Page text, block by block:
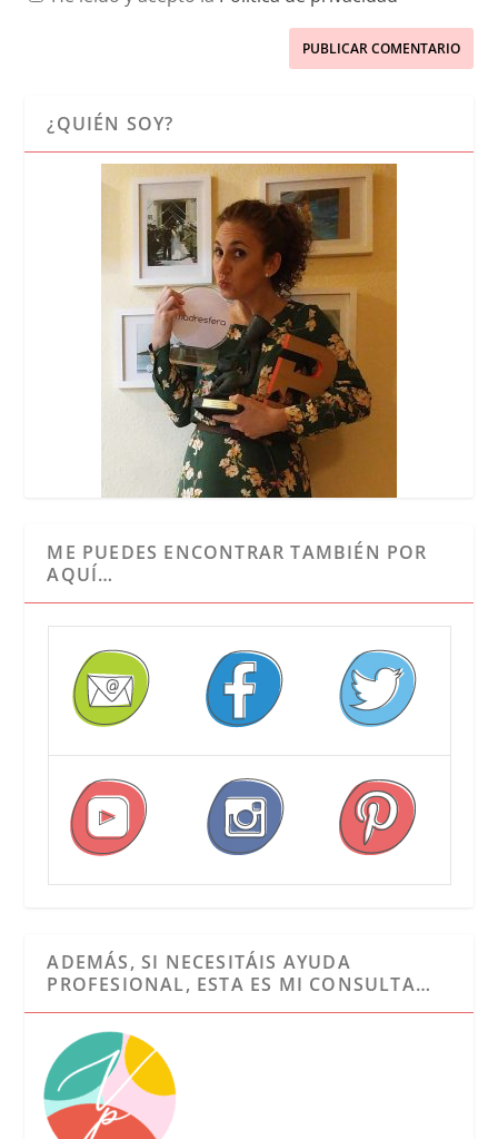
¿QUIÉN SOY?
ME PUEDES ENCONTRAR TAMBIÉN POR
AQUÍ…
ADEMÁS, SI NECESITÁIS AYUDA
PROFESIONAL, ESTA ES MI CONSULTA…